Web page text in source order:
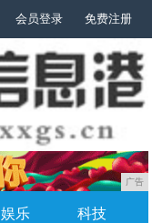
会员登录 免费注册
广告
娱乐 科技